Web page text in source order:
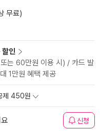
무료)
할인
는 60만원 이용 시) / 카드 발
1만원 혜택 제공
제 450원
신청